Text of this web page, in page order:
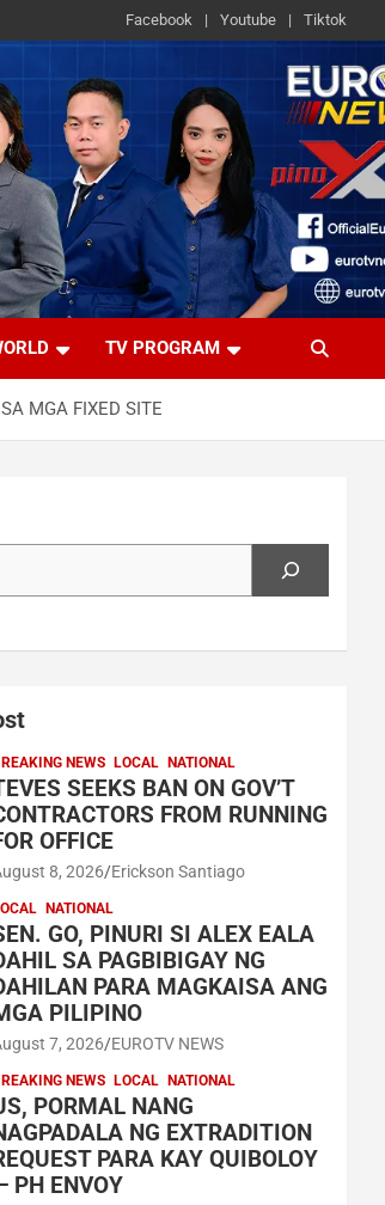
Facebook Youtube Tiktok
TV PROGRAM
MGA FIXED SITE
NEWS LOCAL NATIONAL
SEEKS BAN ON GOV’T
FROM RUNNING
OFFICE
8, 2026 Erickson Santiago
NATIONAL
GO, PINURI SI ALEX EALA
SA PAGBIBIGAY NG
PARA MAGKAISA ANG
PILIPINO
7, 2026 EUROTV NEWS
NEWS LOCAL NATIONAL
PORMAL NANG
NG EXTRADITION
PARA KAY QUIBOLOY
PH ENVOY